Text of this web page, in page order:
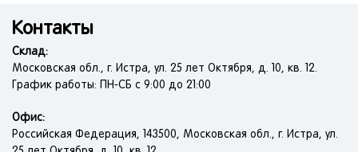
Контакты
Склад:
Московская обл., г. Истра, ул. 25 лет Октября, д. 10, кв. 12.
График работы: ПН-СБ с 9:00 до 21:00
Офис:
Российская Федерация, 143500, Московская обл., г. Истра, ул.